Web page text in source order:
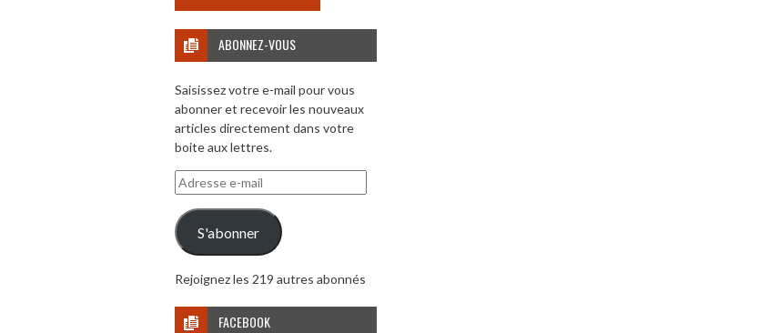
ABONNEZ-VOUS
Saisissez votre e-mail pour vous
abonner et recevoir les nouveaux
articles directement dans votre
boite aux lettres.
Adresse
e-
mail
S'abonner
Rejoignez les 219 autres abonnés
FACEBOOK